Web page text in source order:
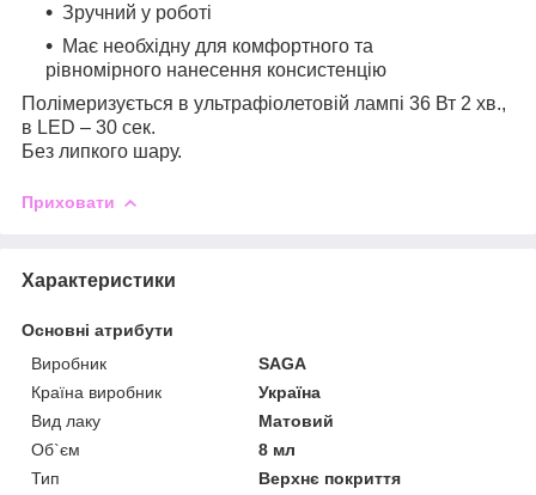
Зручний у роботі
Має необхідну для комфортного та
рівномірного нанесення консистенцію
Полімеризується в ультрафіолетовій лампі 36 Вт 2 хв.,
в LED – 30 сек.
Без липкого шару.
Приховати
Характеристики
Основні атрибути
Виробник
SAGA
Країна виробник
Україна
Вид лаку
Матовий
Об`єм
8 мл
Тип
Верхнє покриття